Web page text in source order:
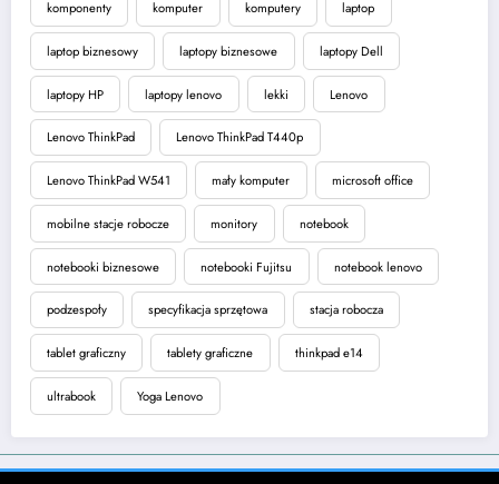
komponenty komputer komputery laptop
laptop biznesowy laptopy biznesowe laptopy Dell
laptopy HP laptopy lenovo lekki Lenovo
Lenovo ThinkPad Lenovo ThinkPad T440p
Lenovo ThinkPad W541 mały komputer microsoft office
mobilne stacje robocze monitory notebook
notebooki biznesowe notebooki Fujitsu notebook lenovo
podzespoły specyfikacja sprzętowa stacja robocza
tablet graficzny tablety graficzne thinkpad e14
ultrabook Yoga Lenovo